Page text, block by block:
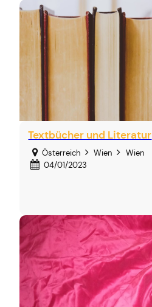
Textbücher und Literatur
Österreich Wien
Wien
04/01/2023